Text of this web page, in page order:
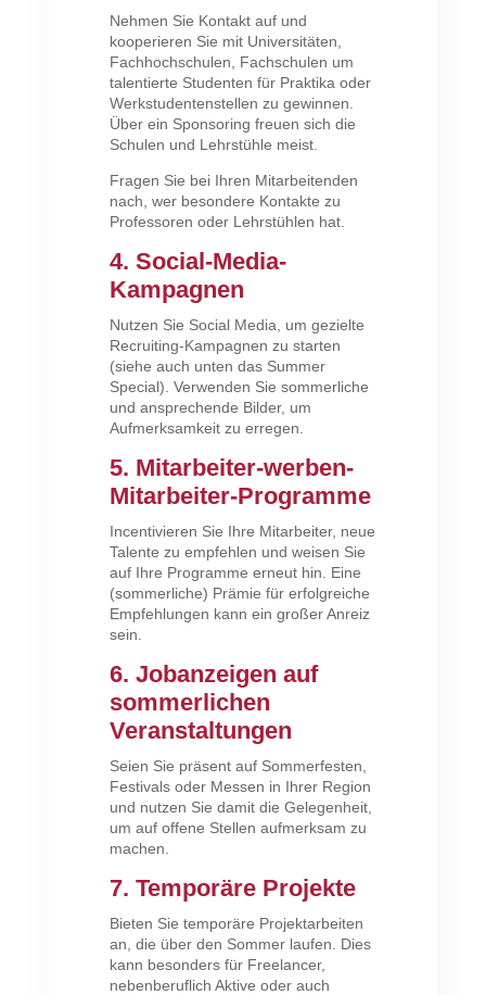
Nehmen Sie Kontakt auf und
kooperieren Sie mit Universitäten,
Fachhochschulen, Fachschulen um
talentierte Studenten für Praktika oder
Werkstudentenstellen zu gewinnen.
Über ein Sponsoring freuen sich die
Schulen und Lehrstühle meist.
Fragen Sie bei Ihren Mitarbeitenden
nach, wer besondere Kontakte zu
Professoren oder Lehrstühlen hat.
4. Social-Media-
Kampagnen
Nutzen Sie Social Media, um gezielte
Recruiting-Kampagnen zu starten
(siehe auch unten das Summer
Special). Verwenden Sie sommerliche
und ansprechende Bilder, um
Aufmerksamkeit zu erregen.
5. Mitarbeiter-werben-
Mitarbeiter-Programme
Incentivieren Sie Ihre Mitarbeiter, neue
Talente zu empfehlen und weisen Sie
auf Ihre Programme erneut hin. Eine
(sommerliche) Prämie für erfolgreiche
Empfehlungen kann ein großer Anreiz
sein.
6. Jobanzeigen auf
sommerlichen
Veranstaltungen
Seien Sie präsent auf Sommerfesten,
Festivals oder Messen in Ihrer Region
und nutzen Sie damit die Gelegenheit,
um auf offene Stellen aufmerksam zu
machen.
7. Temporäre Projekte
Bieten Sie temporäre Projektarbeiten
an, die über den Sommer laufen. Dies
kann besonders für Freelancer,
nebenberuflich Aktive oder auch